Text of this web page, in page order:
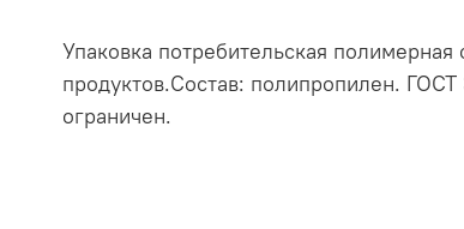
Упаковка потребительская
продуктов.Состав: полипропилен.
ограничен.